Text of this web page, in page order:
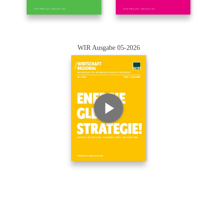
WIR Ausgabe 05-2026